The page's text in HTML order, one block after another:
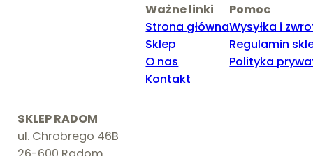
SKLEP RADOM
ul. Chrobrego 46B
Ważne linki
Strona główna
Sklep
O nas
Kontakt
Pomoc
Wysyłka i
Regulamin
Polityka